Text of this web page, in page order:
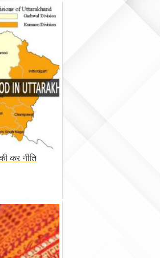
कर नीति